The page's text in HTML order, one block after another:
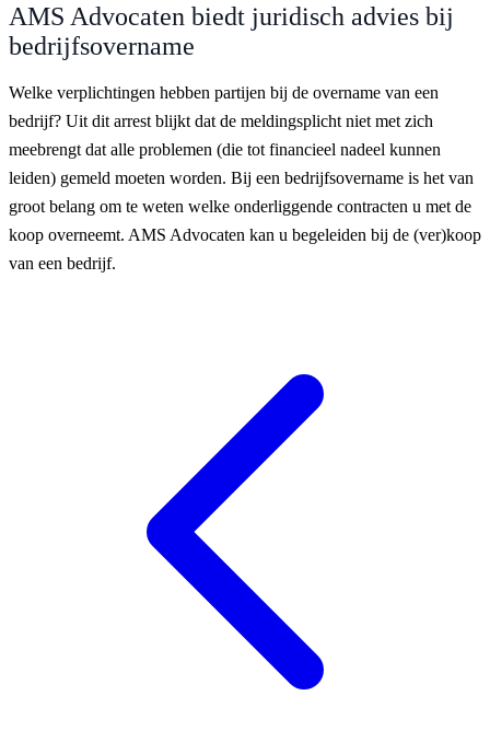
AMS Advocaten biedt juridisch advies bij
bedrijfsovername
Welke verplichtingen hebben partijen bij de overname van een
bedrijf? Uit dit arrest blijkt dat de meldingsplicht niet met zich
meebrengt dat alle problemen (die tot financieel nadeel kunnen
leiden) gemeld moeten worden. Bij een bedrijfsovername is het van
groot belang om te weten welke onderliggende contracten u met de
koop overneemt. AMS Advocaten kan u begeleiden bij de (ver)koop
van een bedrijf.